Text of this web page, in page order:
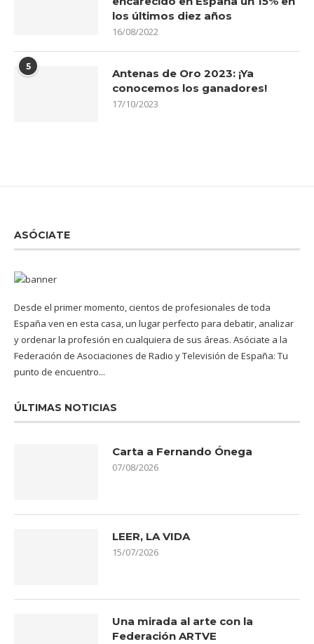
los últimos diez años
16/08/2022
5
Antenas de Oro 2023: ¡Ya
conocemos los ganadores!
17/10/2023
ASÓCIATE
Desde el primer momento, cientos de profesionales de toda
España ven en esta casa, un lugar perfecto para debatir, analizar
y ordenar la profesión en cualquiera de sus áreas. Asóciate a la
Federación de Asociaciones de Radio y Televisión de España: Tu
punto de encuentro...
ÚLTIMAS NOTICIAS
Carta a Fernando Ónega
07/08/2026
LEER, LA VIDA
15/07/2026
Una mirada al arte con la
Federación ARTVE